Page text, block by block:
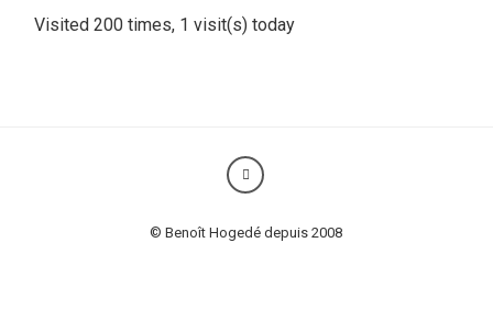
Visited 200 times, 1 visit(s) today
© Benoît Hogedé depuis 2008